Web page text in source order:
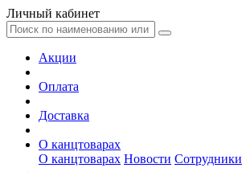
Личный кабинет
Акции
Оплата
Доставка
О канцтоварах
О канцтоварах Новости Сотрудники